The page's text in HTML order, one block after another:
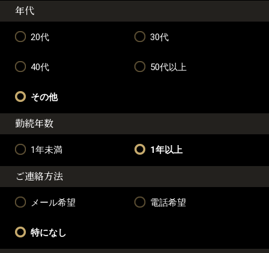
年代
20代 30代
40代 50代以上
その他
勤続年数
1年未満 1年以上
ご連絡方法
メール希望 電話希望
特になし